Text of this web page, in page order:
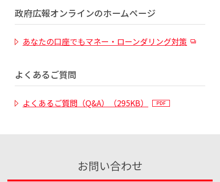
政府広報オンラインのホームページ
あなたの口座でもマネー・ローンダリング対策
よくあるご質問
よくあるご質問（Q&A）（295KB）
お問い合わせ